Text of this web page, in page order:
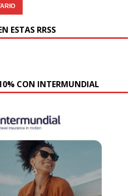
ESTAS RRSS
CON INTERMUNDIAL